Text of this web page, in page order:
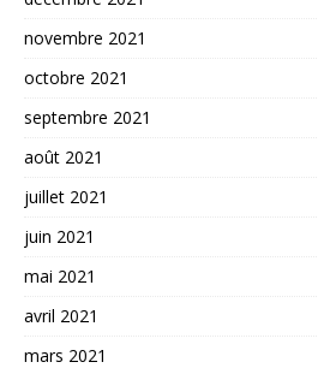
novembre 2021
octobre 2021
septembre 2021
août 2021
juillet 2021
juin 2021
mai 2021
avril 2021
mars 2021